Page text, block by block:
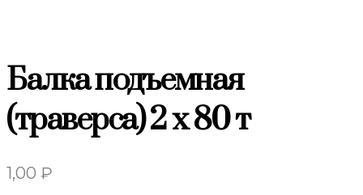
Балка подъемная
(траверса) 2 x 80 т
1,00 ₽